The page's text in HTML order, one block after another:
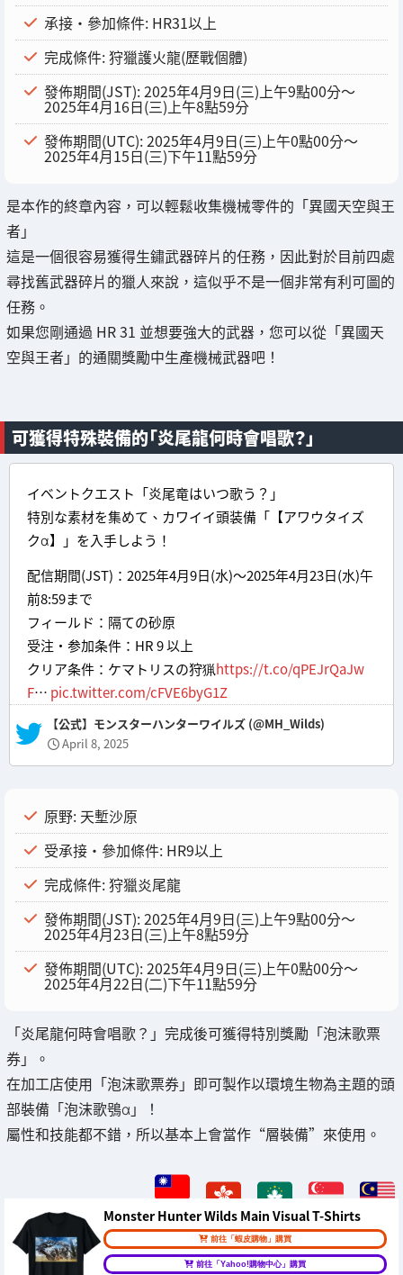
承接・參加條件: HR31以上
完成條件: 狩獵護火龍(歷戰個體)
發佈期間(JST): 2025年4月9日(三)上午9點00分～
2025年4月16日(三)上午8點59分
發佈期間(UTC): 2025年4月9日(三)上午0點00分～
2025年4月15日(三)下午11點59分
是本作的終章內容，可以輕鬆收集機械零件的「異國天空與王
者」
這是一個很容易獲得生鏽武器碎片的任務，因此對於目前四處
尋找舊武器碎片的獵人來說，這似乎不是一個非常有利可圖的
任務。
如果您剛通過 HR 31 並想要強大的武器，您可以從「異國天
空與王者」的通關獎勵中生產機械武器吧！
可獲得特殊裝備的「炎尾龍何時會唱歌？」
イベントクエスト「炎尾竜はいつ歌う？」
特別な素材を集めて、カワイイ頭装備「【アワウタイズ
クα】」を入手しよう！
配信期間(JST)：2025年4月9日(水)～2025年4月23日(水)午
前8:59まで
フィールド：隔ての砂原
受注・参加条件：HR 9 以上
クリア条件：ケマトリスの狩猟https://t.co/qPEJrQaJw
F… pic.twitter.com/cFVE6byG1Z
— 【公式】モンスターハンターワイルズ (@MH_Wilds)
April 8, 2025
原野: 天塹沙原
受承接・參加條件: HR9以上
完成條件: 狩獵炎尾龍
發佈期間(JST): 2025年4月9日(三)上午9點00分～
2025年4月23日(三)上午8點59分
發佈期間(UTC): 2025年4月9日(三)上午0點00分～
2025年4月22日(二)下午11點59分
「炎尾龍何時會唱歌？」完成後可獲得特別獎勵「泡沫歌票
券」。
在加工店使用「泡沫歌票券」即可製作以環境生物為主題的頭
部裝備「泡沫歌鴞α」！
屬性和技能都不錯，所以基本上會當作“層裝備”來使用。
Monster Hunter Wilds Main Visual T-Shirts
前往「蝦皮購物」購買
前往「Yahoo!購物中心」購買